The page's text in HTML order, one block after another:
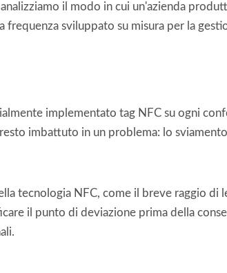
il modo in cui un'azienda
frequenza sviluppato su misura per la
implementato tag NFC su ogni
imbattuto in un problema: lo
tecnologia NFC, come il breve raggio
il punto di deviazione prima della